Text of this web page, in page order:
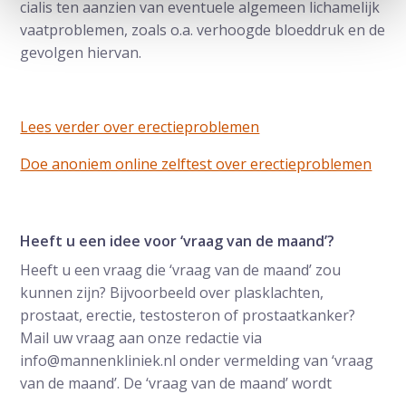
cialis ten aanzien van eventuele algemeen lichamelijk
vaatproblemen, zoals o.a. verhoogde bloeddruk en de
gevolgen hiervan.
Lees verder over erectieproblemen
Doe anoniem online zelftest over erectieproblemen
Heeft u een idee voor ‘vraag van de maand’?
Heeft u een vraag die ‘vraag van de maand’ zou
kunnen zijn? Bijvoorbeeld over plasklachten,
prostaat, erectie, testosteron of prostaatkanker?
Mail uw vraag aan onze redactie via
info@mannenkliniek.nl onder vermelding van ‘vraag
van de maand’. De ‘vraag van de maand’ wordt